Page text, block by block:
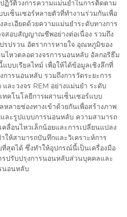
ฏิวัติวงการความแม่นยำในการติดตาม
เซ็นเซอร์หลายตัวที่ทำงานร่วมกันเพื่อ
ะเอียดด้วยความแม่นยำระดับทางการ
สอบสัญญาณชีพอย่างต่อเนื่อง รวมถึง
รปรวน อัตราการหายใจ อุณหภูมิของ
ไหวตลอดวงจรการนอนหลับ อัลกอริธึม
บบเรียลไทม์ เพื่อให้ได้ข้อมูลเชิงลึกที่
การนอนหลับ รวมถึงการวัดระยะการ
ละวงจร REM อย่างแม่นยำ ระดับ
ทคโนโลยีการผสานเซ็นเซอร์แบบ
ลายช่องทางเข้าด้วยกันเพื่อสร้างภาพ
ละรูปแบบการนอนหลับ ความสามารถ
ลื่อนไหวเล็กน้อยและการเปลี่ยนแปลง
ให้สามารถบันทึกและวิเคราะห์การ
สุดได้ ซึ่งทำให้อุปกรณ์นี้เป็นเครื่องมือ
ปรับปรุงการนอนหลับส่วนบุคคลและ
นอนหลับ